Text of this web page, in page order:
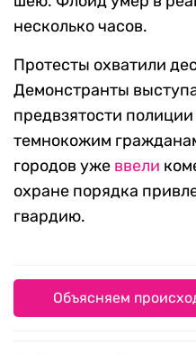
несколько часов.
Протесты охватили
Демонстранты
предвзятости
темнокожим
городов уже ввели
охране порядка
гвардию.
Объясняем